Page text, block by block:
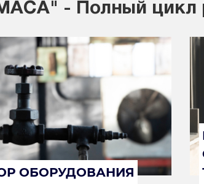
- Полный цикл
ОБОРУДОВАНИЯ